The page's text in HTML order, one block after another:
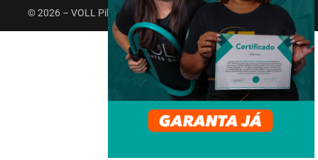
© 2026 – VOLL Pilates Group. Todos os direitos reservados.